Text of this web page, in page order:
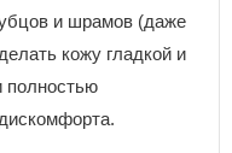
и шрамов (даже
кожу гладкой и
полностью